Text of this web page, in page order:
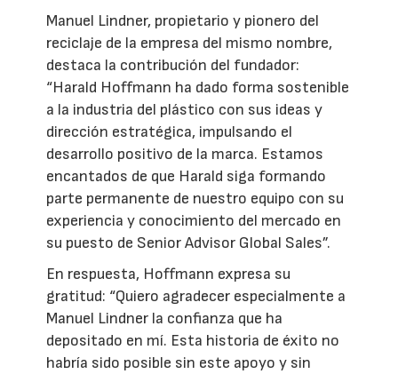
Manuel Lindner, propietario y pionero del
reciclaje de la empresa del mismo nombre,
destaca la contribución del fundador:
“Harald Hoffmann ha dado forma sostenible
a la industria del plástico con sus ideas y
dirección estratégica, impulsando el
desarrollo positivo de la marca. Estamos
encantados de que Harald siga formando
parte permanente de nuestro equipo con su
experiencia y conocimiento del mercado en
su puesto de Senior Advisor Global Sales”.
En respuesta, Hoffmann expresa su
gratitud: “Quiero agradecer especialmente a
Manuel Lindner la confianza que ha
depositado en mí. Esta historia de éxito no
habría sido posible sin este apoyo y sin